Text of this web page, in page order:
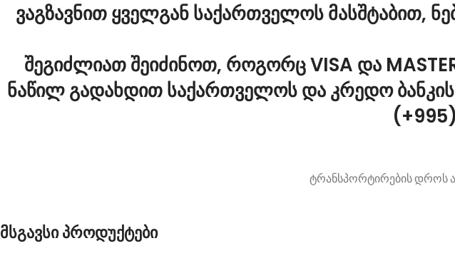
ვაგზავნით ყველგან საქართველოს მასშტაბით,
შეგიძლიათ შეიძინოთ, როგორც VISA და
ნაწილ გადახდით საქართველოს და კრედო
ტრანსპორტირების დროს
მსგავსი პროდუქტები